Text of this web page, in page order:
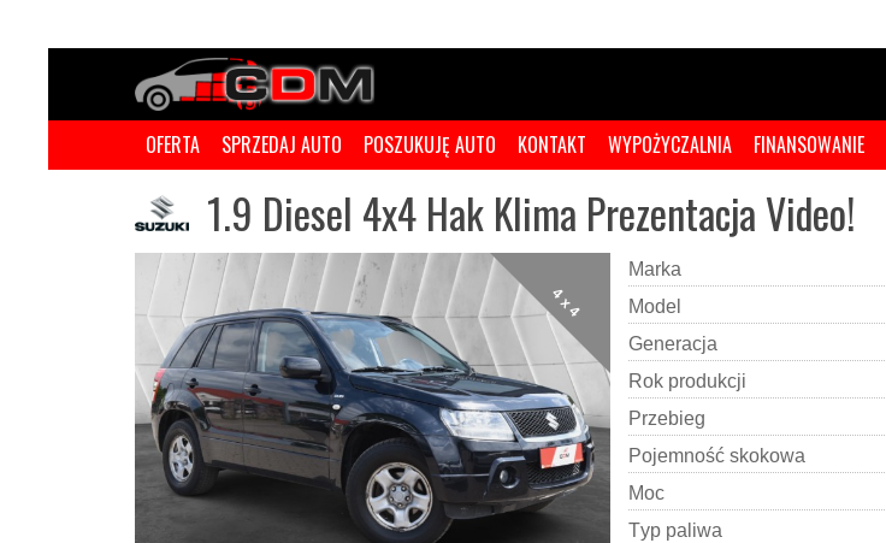
OFERTA SPRZEDAJ AUTO POSZUKUJĘ AUTO KONTAKT WYPOŻYCZALNIA FINANSOWANIE
1.9 Diesel 4x4 Hak Klima Prezentacja Video!
4 x 4
Marka
Mode
Generacja
Rok produkcji
Przebieg
Pojemność skokowa
Moc
Typ pa iwa